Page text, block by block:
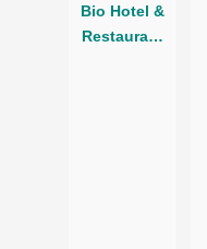
Bio Hotel &
Restaurant